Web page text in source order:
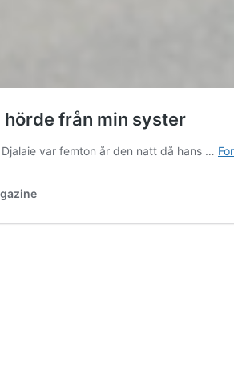
hörde från min syster
Djalaie var femton år den natt då hans …